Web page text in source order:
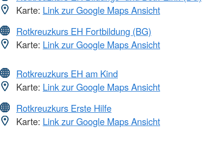
Karte: Link zur Google Maps Ansicht
Rotkreuzkurs EH Fortbildung (BG)
Karte: Link zur Google Maps Ansicht
Rotkreuzkurs EH am Kind
Karte: Link zur Google Maps Ansicht
Rotkreuzkurs Erste Hilfe
Karte: Link zur Google Maps Ansicht